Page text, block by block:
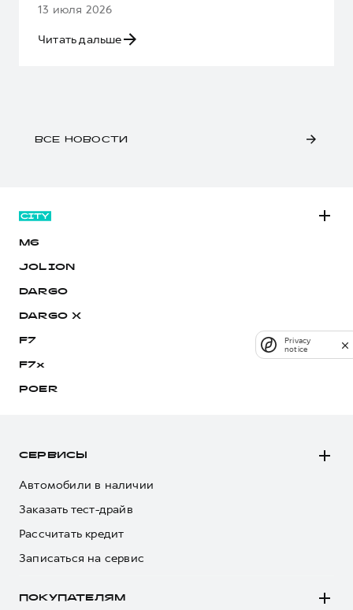
13 июля 2026
Читать дальше
ВСЕ НОВОСТИ
M6
JOLION
DARGO
DARGO Х
F7
F7x
POER
СЕРВИСЫ
Автомобили в наличии
Заказать тест-драйв
Рассчитать кредит
Записаться на сервис
ПОКУПАТЕЛЯМ
Privacy
notice